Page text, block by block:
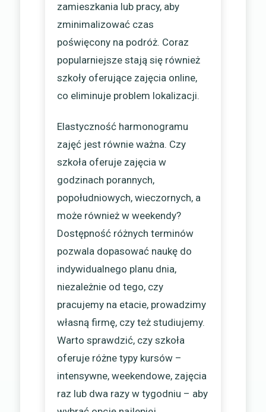
zamieszkania lub pracy, aby
zminimalizować czas
poświęcony na podróż. Coraz
popularniejsze stają się również
szkoły oferujące zajęcia online,
co eliminuje problem lokalizacji.
Elastyczność harmonogramu
zajęć jest równie ważna. Czy
szkoła oferuje zajęcia w
godzinach porannych,
popołudniowych, wieczornych, a
może również w weekendy?
Dostępność różnych terminów
pozwala dopasować naukę do
indywidualnego planu dnia,
niezależnie od tego, czy
pracujemy na etacie, prowadzimy
własną firmę, czy też studiujemy.
Warto sprawdzić, czy szkoła
oferuje różne typy kursów –
intensywne, weekendowe, zajęcia
raz lub dwa razy w tygodniu – aby